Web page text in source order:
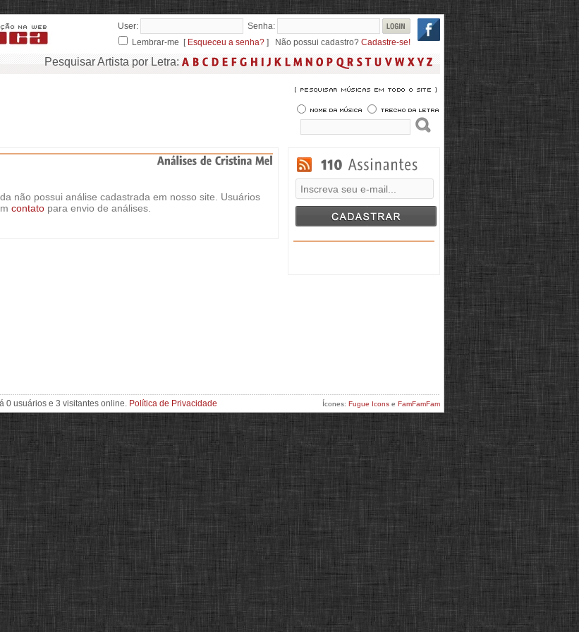
User:
Senha:
Lembrar-me [ Esqueceu a senha? ] Não possui cadastro? Cadastre-se!
Pesquisar Artista por Letra:
não possui análise cadastrada em nosso site. Usuários
contato para envio de análises.
0 usuários e 3 visitantes online. Política de Privacidade Ícones: Fugue Icons e FamFamFam